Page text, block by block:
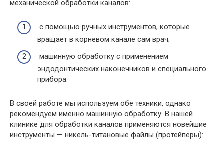
механической обработки каналов:
с помощью ручных инструментов, которые
вращает в корневом канале сам врач;
машинную обработку с применением
эндодонтических наконечников и специального
прибора.
В своей работе мы используем обе техники, однако
рекомендуем именно машинную обработку. В нашей
клинике для обработки каналов применяются новейшие
инструменты — никель-титановые файлы (протейперы):